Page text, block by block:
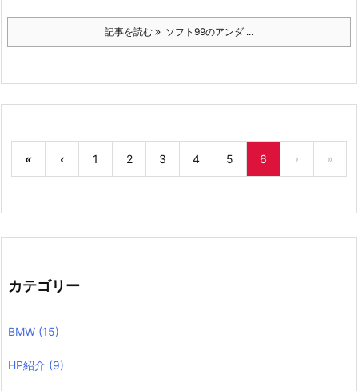
記事を読む ソフト99のアンダ ...
« ‹ 1 2 3 4 5 6 › »
カテゴリー
BMW (15)
HP紹介 (9)